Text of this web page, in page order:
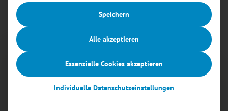
<kes>+
Speichern
Alle akzeptieren
Essenzielle Cookies akzeptieren
Individuelle Datenschutzeinstellungen